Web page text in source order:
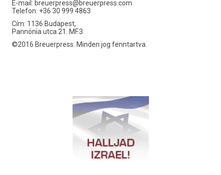
E-mail: breuerpress@breuerpress.com
Telefon: +36 30 999 4863
Cím: 1136 Budapest,
Pannónia utca 21. MF.3.
©2016 Breuerpress. Minden jog fenntartva.